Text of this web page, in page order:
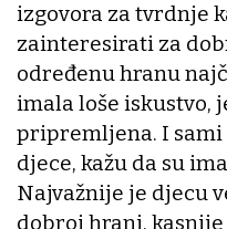
izgovora za tvrdnje
zainteresirati za
određenu hranu
imala loše iskustvo,
pripremljena. I
djece, kažu da su
Najvažnije je djecu
dobroj hrani, kasnije